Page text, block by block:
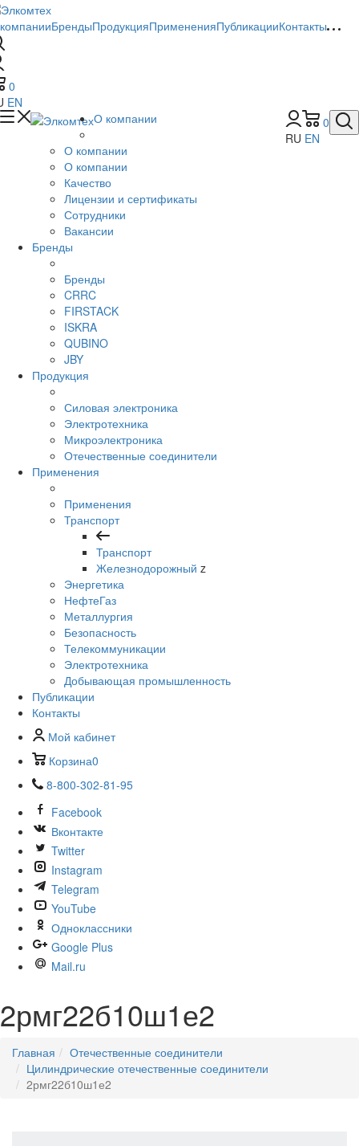
БрендыПродукцияПримененияПубликацииКонтакты
0
EN
0
RU EN
О компании
О компании
О компании
Качество
Лицензии и сертификаты
Сотрудники
Вакансии
Бренды
Бренды
CRRC
FIRSTACK
ISKRA
QUBINO
JBY
Продукция
Силовая электроника
Электротехника
Микроэлектроника
Отечественные соединители
Применения
Применения
Транспорт
Транспорт
Железнодорожный z
Энергетика
НефтеГаз
Металлургия
Безопасность
Телекоммуникации
Электротехника
Добывающая промышленность
Публикации
Контакты
Мой кабинет
Корзина0
8-800-302-81-95
Facebook
Вконтакте
Twitter
Instagram
Telegram
YouTube
Одноклассники
Google Plus
Mail.ru
2рмг22б10ш1е2
Главная
Отечественные соединители
Цилиндрические отечественные соединители
2рмг22б10ш1е2